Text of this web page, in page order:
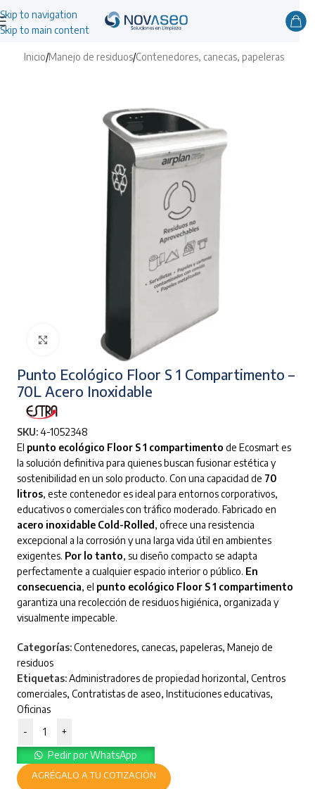
Skip to navigation
Skip to main content
Inicio/Manejo de residuos/Contenedores, canecas, papeleras
Clic para ampliar
Punto Ecológico Floor S 1 Compartimento –
70L Acero Inoxidable
SKU:4-1052348
El punto ecológico Floor S 1 compartimento de Ecosmart es
la solución definitiva para quienes buscan fusionar estética y
sostenibilidad en un solo producto. Con una capacidad de 70
litros, este contenedor es ideal para entornos corporativos,
educativos o comerciales con tráfico moderado. Fabricado en
acero inoxidable Cold-Rolled , ofrece una resistencia
excepcional a la corrosión y una larga vida útil en ambientes
exigentes. Por lo tanto, su diseño compacto se adapta
perfectamente a cualquier espacio interior o público. En
consecuencia, el punto ecológico Floor S 1 compartimento
garantiza una recolección de residuos higiénica, organizada y
visualmente impecable.
Categorías:Contenedores, canecas, papeleras, Manejo de
residuos
Etiquetas:Administradores de propiedad horizontal, Centros
comerciales, Contratistas de aseo, Instituciones educativas,
Oficinas
-
+
Pedir por WhatsApp
AGRÉGALO A TU COTIZACIÓN